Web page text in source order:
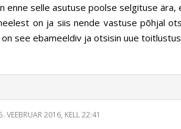
enne selle asutuse poolse selgituse
on ja siis nende vastuse põhjal
on see ebameeldiv ja otsisin uue
VEEBRUAR 2016, KELL 22:41